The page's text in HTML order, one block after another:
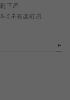
靴下屋
ルミネ有楽町店